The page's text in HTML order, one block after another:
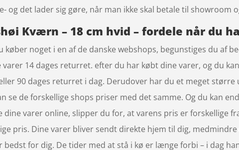
og det lader sig gøre, når man ikke skal betale til showroom
Kværn – 18 cm hvid – fordele når du
køber noget i en af de danske webshops, begunstiges du af
14 dages returret. efter du har købt dine varer, og du
90 dages returret i dag. Derudover har du et meget
se de forskellige shops priser med det samme. Og du kan
dine varer online, slipper du for, at varens pris er forskellige
pris. Dine varer bliver sendt direkte hjem til dig,
bedst for dig. De tider med at stå i kø er længe forbi – i dag